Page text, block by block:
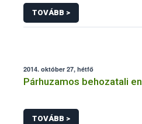
TOVÁBB >
2014. október 27, hétfő
Párhuzamos behozatali
TOVÁBB >